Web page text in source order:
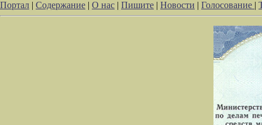
Портал | Содержание | О нас | Пишите | Новости | Голосование |